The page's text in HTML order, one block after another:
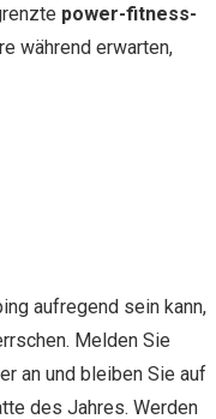
power-fitness-
während erwarten,
aufregend sein kann,
Melden Sie
an und bleiben Sie auf
des Jahres. Werden